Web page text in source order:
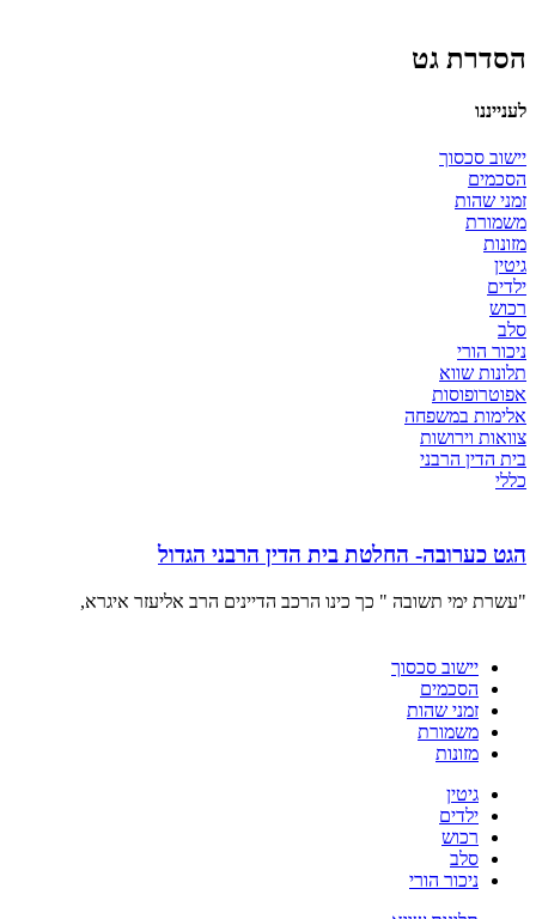
הסדרת גט
לענייננו
יישוב סכסוך
הסכמים
זמני שהות
משמורת
מזונות
גיטין
ילדים
רכוש
סלב
ניכור הורי
תלונות שווא
אפוטרופוסות
אלימות במשפחה
צוואות וירושות
בית הדין הרבני
כללי
הגט כערובה- החלטת בית הדין הרבני הגדול
"עשרת ימי תשובה " כך כינו הרכב הדיינים הרב אליעזר איגרא,
יישוב סכסוך
הסכמים
זמני שהות
משמורת
מזונות
גיטין
ילדים
רכוש
סלב
ניכור הורי